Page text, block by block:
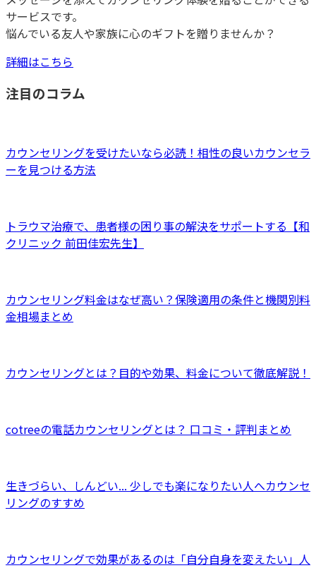
サービスです。
悩んでいる友人や家族に心のギフトを贈りませんか？
詳細はこちら
注目のコラム
カウンセリングを受けたいなら必読！相性の良いカウンセラ
ーを見つける方法
トラウマ治療で、患者様の困り事の解決をサポートする【和
クリニック 前田佳宏先生】
カウンセリング料金はなぜ高い？保険適用の条件と機関別料
金相場まとめ
カウンセリングとは？目的や効果、料金について徹底解説！
cotreeの電話カウンセリングとは？ 口コミ・評判まとめ
生きづらい、しんどい... 少しでも楽になりたい人へカウンセ
リングのすすめ
カウンセリングで効果があるのは「自分自身を変えたい」人